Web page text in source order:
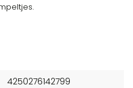
4250276142799